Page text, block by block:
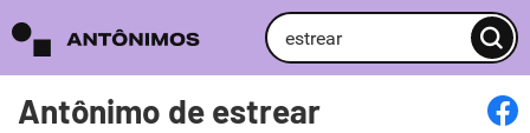
Antônimo de estrear